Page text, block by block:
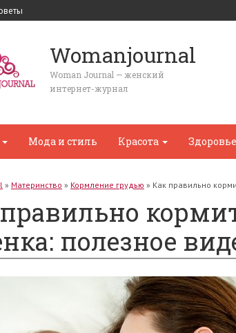
Womanjournal
Woman Journal — женский
интернет-журнал
Мода и стиль Красота Здоровье
» Материнство » Кормление грудью » Как правильно
полезное